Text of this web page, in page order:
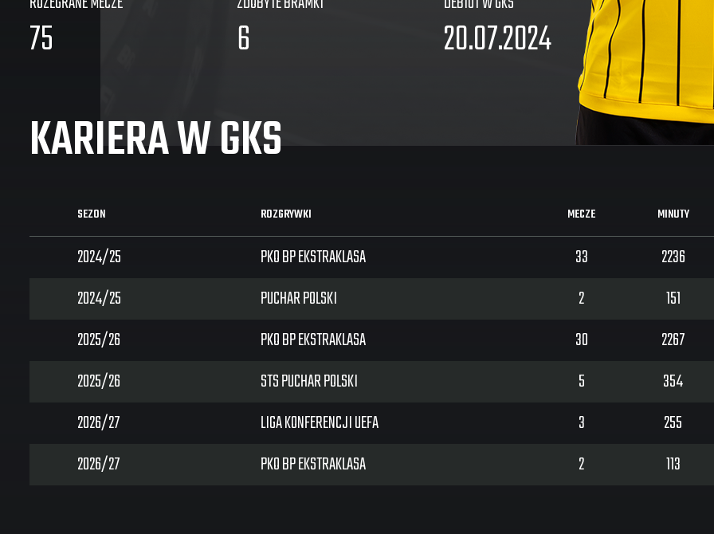
75 6 20.07.2024
KARIERA W GKS
SEZON ROZGRYWKI MECZE MINUTY
2024/25 PKO BP EKSTRAKLASA 33 2236
2024/25
PUCHAR POLSKI 2 151
2025/26
PKO BP EKSTRAKLASA 30 2267
2025/26
STS PUCHAR POLSKI 5 354
2026/27
LIGA KONFERENCJI UEFA 3 255
2026/27
PKO BP EKSTRAKLASA 2 113